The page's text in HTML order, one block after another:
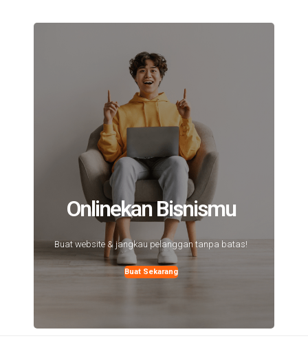
Onlinekan Bisnismu
Buat website & jangkau pelanggan tanpa batas!
Buat Sekarang